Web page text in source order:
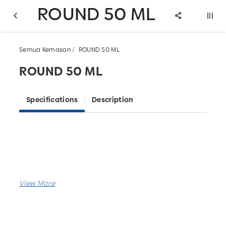
ROUND 50 ML
Semua Kemasan ROUND 50 ML
ROUND 50 ML
Specifications Description